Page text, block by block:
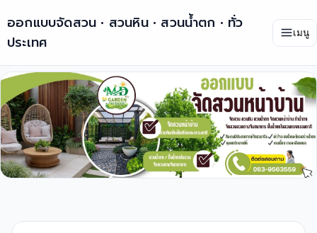
ออกแบบจัดสวน • สวนหิน • สวนน้ำตก • ทั่ว
ประเทศ
เมนู